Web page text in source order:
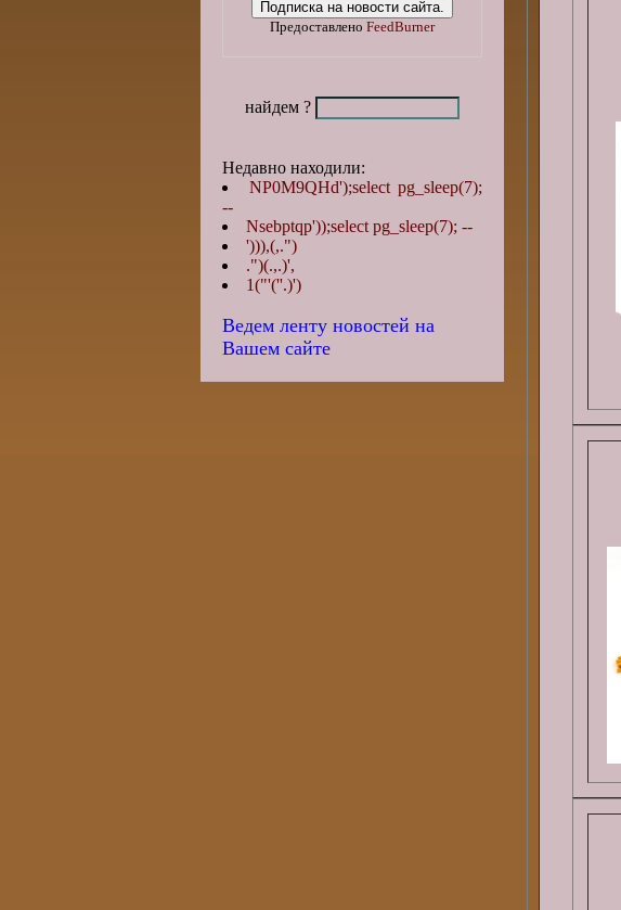
Предоставлено FeedBurner
найдем ?
Недавно находили:
NP0M9QHd');select pg_sleep(7);
--
Nsebptqp'));select pg_sleep(7); --
'))),(,.")
.")(.,.)',
1("'(''.)')
Ведем ленту новостей на
Вашем сайте